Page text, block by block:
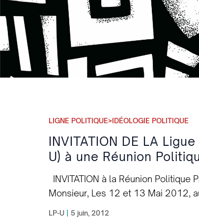
LIGNE POLITIQUE>IDÉOLOGIE POLITIQUE
INVITATION DE LA
U) à une Réunion
INVITATION à la Réunion
Monsieur, Les 12 et 13 Mai 2012,
International, la Ligue Panafricaine
LP-U 5 juin, 2012